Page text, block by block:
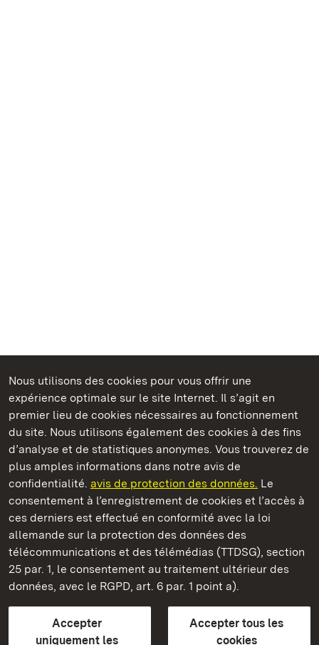
Nous utilisons des cookies pour vous offrir une
expérience optimale sur le site Internet. Il s’agit en
premier lieu de cookies nécessaires au fonctionnement
du site. Nous utilisons également des cookies à des fins
d’analyse et de statistiques anonymes. Vous trouverez de
plus amples informations dans notre avis de
confidentialité. avis de protection des données. Le
consentement à l’enregistrement de cookies et l’accès à
ces derniers est effectué en conformité avec la loi
allemande sur la protection des données des
télécommunications et des télémédias (TTDSG), section
25 par. 1, le consentement au traitement ultérieur des
données, avec le RGPD, art. 6 par. 1 point a).
Accepter
uniquement les
Accepter tous les
cookies
Châteaux et jardins publics du Bade-Wurtemberg
Staatliche Schlösser und Gärten Baden‑Württemberg
Châteaux et jardins publics du Bade-Wurtemberg
ContactFAQ et réponsesMentions légales
Protection des données
Explications sur l’accessibilité
BITV-konform (geprüfte Seiten)
plus loin